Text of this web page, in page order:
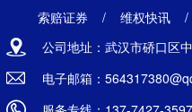
索赔证券 / 维权快讯
公司地址：武汉市硚口区
电子邮箱：